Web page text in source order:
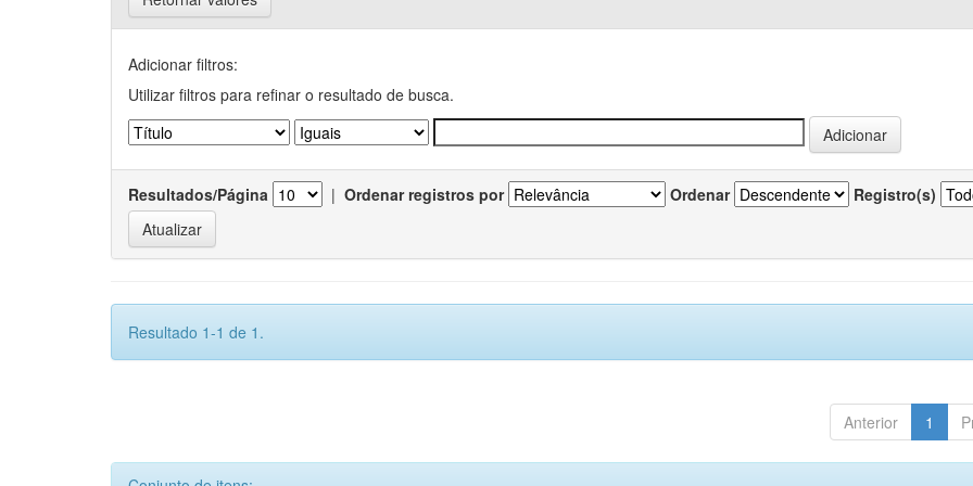
Adicionar filtros:
Utilizar filtros para refinar o resultado de busca.
Resultados/Página | Ordenar registros por Ordenar Registro(s)
Resultado 1-1 de 1.
Anterior 1